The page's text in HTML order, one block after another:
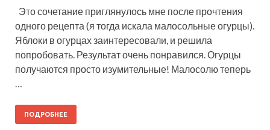
Это сочетание приглянулось мне после прочтения
одного рецепта (я тогда искала малосольные огурцы).
Яблоки в огурцах заинтересовали, и решила
попробовать. Результат очень понравился. Огурцы
получаются просто изумительные! Малосолю теперь
…
ПОДРОБНЕЕ